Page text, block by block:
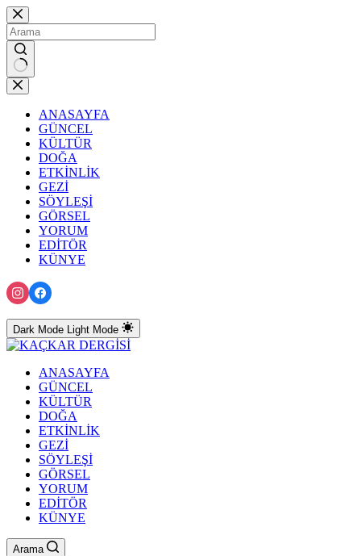
Skip
to
content
No
results
ANASAYFA
GÜNCEL
KÜLTÜR
DOĞA
ETKİNLİK
GEZİ
SÖYLEŞİ
GÖRSEL
YORUM
EDİTÖR
KÜNYE
Dark Mode Light Mode
ANASAYFA
GÜNCEL
KÜLTÜR
DOĞA
ETKİNLİK
GEZİ
SÖYLEŞİ
GÖRSEL
YORUM
EDİTÖR
KÜNYE
Arama